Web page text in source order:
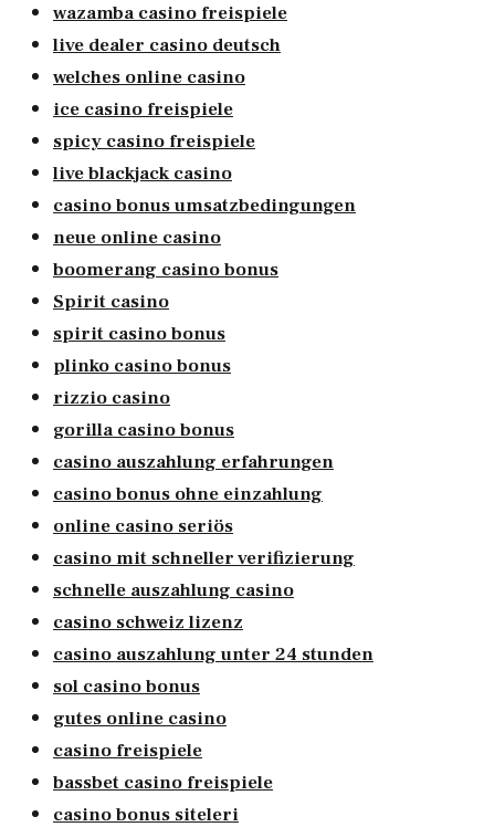
wazamba casino freispiele
live dealer casino deutsch
welches online casino
ice casino freispiele
spicy casino freispiele
live blackjack casino
casino bonus umsatzbedingungen
neue online casino
boomerang casino bonus
Spirit casino
spirit casino bonus
plinko casino bonus
rizzio casino
gorilla casino bonus
casino auszahlung erfahrungen
casino bonus ohne einzahlung
online casino seriös
casino mit schneller verifizierung
schnelle auszahlung casino
casino schweiz lizenz
casino auszahlung unter 24 stunden
sol casino bonus
gutes online casino
casino freispiele
bassbet casino freispiele
casino bonus siteleri